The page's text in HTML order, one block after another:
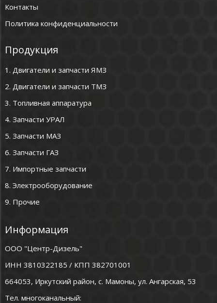
Контакты
Политика конфиденциальности
Продукция
1. Двигатели и запчасти ЯМЗ
2. Двигатели и запчасти ТМЗ
3. Топливная аппаратура
4. Запчасти УРАЛ
5. Запчасти МАЗ
6. Запчасти ГАЗ
7. Импортные запчасти
8. Электрооборудование
9. Прочие
Информация
ООО "Центр-Дизель"
ИНН 3810322185 / КПП 382701001
664053, Иркутский район, с. Мамоны, ул. Ангарская, 53
Тел. многоканальный: